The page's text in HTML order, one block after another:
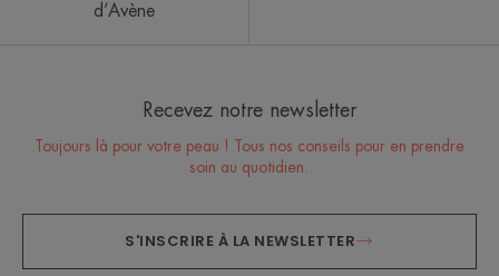
d’Avène
Recevez notre newsletter
Toujours là pour votre peau ! Tous nos conseils pour en prendre
soin au quotidien.
S'INSCRIRE À LA NEWSLETTER